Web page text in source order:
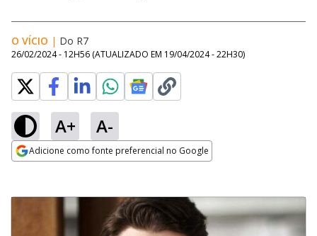
O VÍCIO | Do R7
26/02/2024 - 12H56 (ATUALIZADO EM 19/04/2024 - 22H30)
A+ A-
Adicione como fonte preferencial no Google